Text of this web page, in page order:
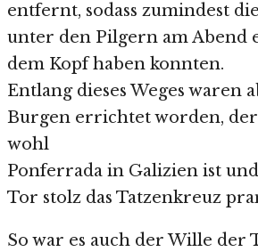
entfernt, sodass zumindest
unter den Pilgern am Abend
dem Kopf haben konnten.
Entlang dieses Weges waren
Burgen errichtet worden,
wohl
Ponferrada in Galizien ist
Tor stolz das Tatzenkreuz
So war es auch der Wille der